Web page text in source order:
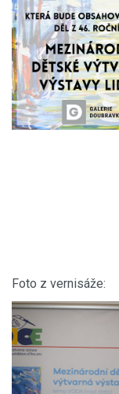
Foto z vernisáže: